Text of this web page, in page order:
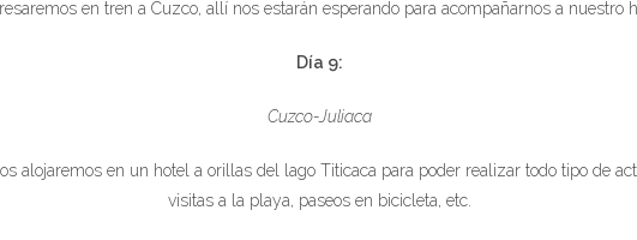
en tren a Cuzco, allí nos estarán esperando para acompañarnos a nuestro
Día 9:
Cuzco-Juliaca
alojaremos en un hotel a orillas del lago Titicaca para poder realizar todo tipo de
visitas a la playa, paseos en bicicleta, etc.